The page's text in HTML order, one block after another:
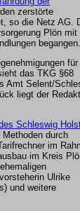
zerstörte
so die Netz AG.
Plön mit
begangen.
für
das TKG §68
Amt Selent/
liegt der
Schleswig
durch
im
im Kreis
Ulrike
und weitere